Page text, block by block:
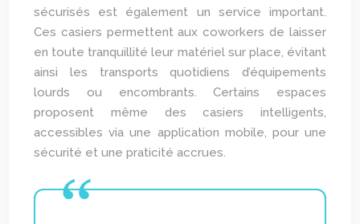
sécurisés est également un service important.
Ces casiers permettent aux coworkers de laisser
en toute tranquillité leur matériel sur place, évitant
ainsi les transports quotidiens d’équipements
lourds ou encombrants. Certains espaces
proposent même des casiers intelligents,
accessibles via une application mobile, pour une
sécurité et une praticité accrues.